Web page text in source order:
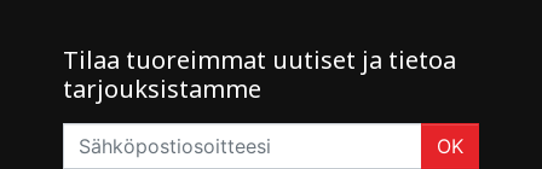
Tilaa tuoreimmat uutiset ja tietoa
tarjouksistamme
OK